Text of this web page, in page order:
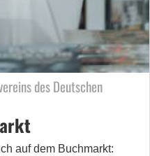
des Deutschen
auf dem Buchmarkt: